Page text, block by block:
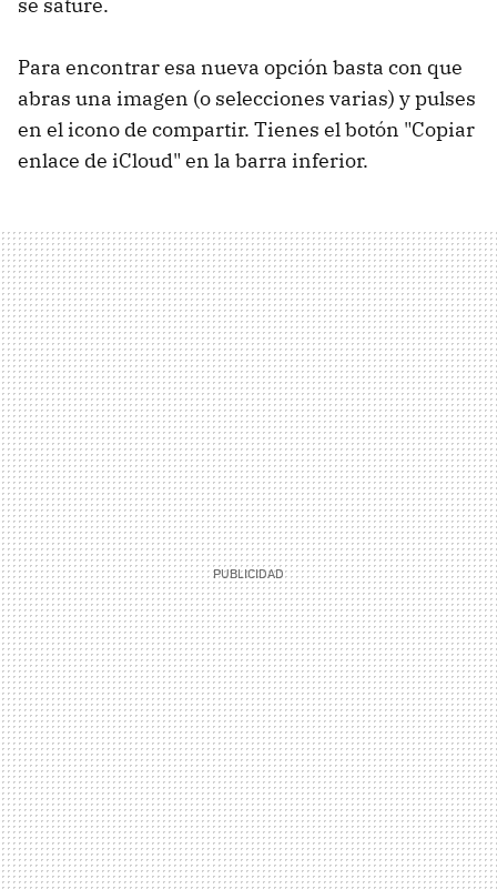
Para encontrar esa nueva opción basta con que
abras una imagen (o selecciones varias) y pulses
en el icono de compartir. Tienes el botón "Copiar
enlace de iCloud" en la barra inferior.